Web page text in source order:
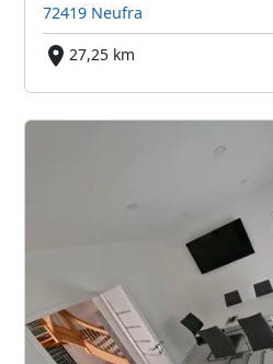
72419 Neufra
27,25 km